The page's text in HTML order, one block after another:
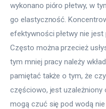
wykonano pióro płetwy, w
go elastyczność.
efektywności płetwy nie
Często można przecież
tym mniej pracy należy
pamiętać także o tym, że
częściowo, jest uzależniony
mogą czuć się pod wodą